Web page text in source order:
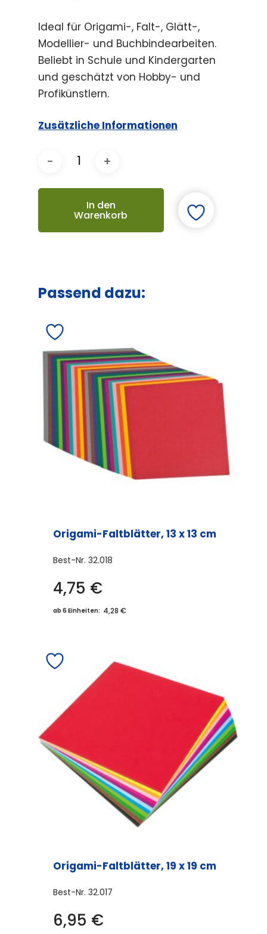
Ideal für Origami-, Falt-, Glätt-,
Modellier- und Buchbindearbeiten.
Beliebt in Schule und Kindergarten
und geschätzt von Hobby- und
Profikünstlern.
Zusätzliche Informationen
In den
Warenkorb
Passend dazu:
Origami-Faltblätter, 13 x 13 cm
Best-Nr. 32.018
4,75 €
ab 6 Einheiten: 4,28 €
Origami-Faltblätter, 19 x 19 cm
Best-Nr. 32.017
6,95 €